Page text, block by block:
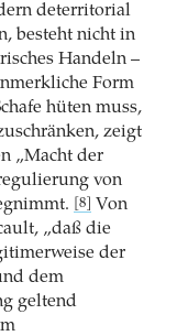
deterritorial
besteht nicht in
Handeln –
Form
hüten muss,
zeigt
„Macht der
von
[8]
Von
„daß die
der
dem
geltend